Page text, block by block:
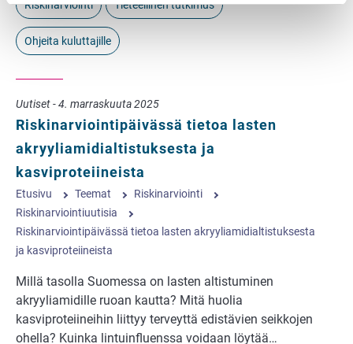
Riskinarviointi Tieteellinen tutkimus
Ohjeita kuluttajille
Uutiset - 4. marraskuuta 2025
Riskinarviointipäivässä tietoa lasten
akryyliamidialtistuksesta ja
kasviproteiineista
Etusivu Teemat
Riskinarviointi
Riskinarviointiuutisia
Riskinarviointipäivässä tietoa lasten akryyliamidialtistuksesta
ja kasviproteiineista
Millä tasolla Suomessa on lasten altistuminen
akryyliamidille ruoan kautta? Mitä huolia
kasviproteiineihin liittyy terveyttä edistävien seikkojen
ohella? Kuinka lintuinfluenssa voidaan löytää…